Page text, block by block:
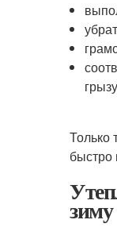
Только
быстро
зиму